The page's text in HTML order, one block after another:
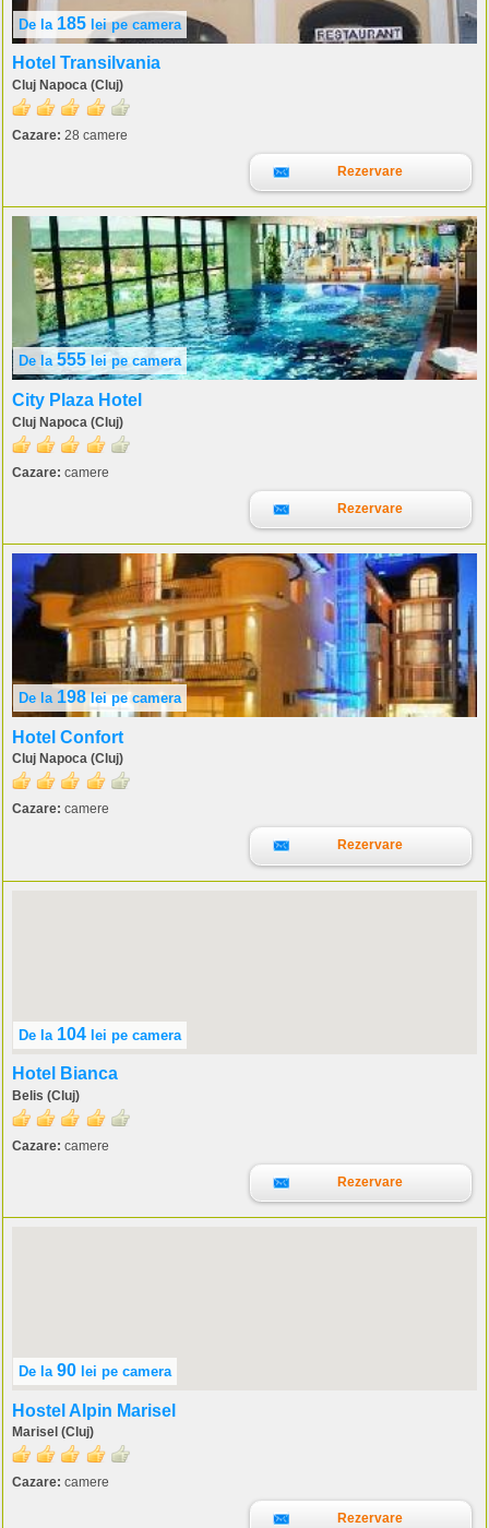
De la 185 leipe camera
Hotel Transilvania
Cluj Napoca (Cluj)
Cazare: 28 camere
Rezervare
De la 555 lei pe camera
City Plaza Hotel
Cluj Napoca (Cluj)
Cazare: camere
Rezervare
De la 198 leipe camera
Hotel Confort
Cluj Napoca (Cluj)
Cazare: camere
Rezervare
De la 104 lei pe camera
Hotel Bianca
Belis (Cluj)
Cazare: camere
Rezervare
De la 90 lei pe camera
Hostel Alpin Marisel
Marisel (Cluj)
Cazare: camere
Rezervare